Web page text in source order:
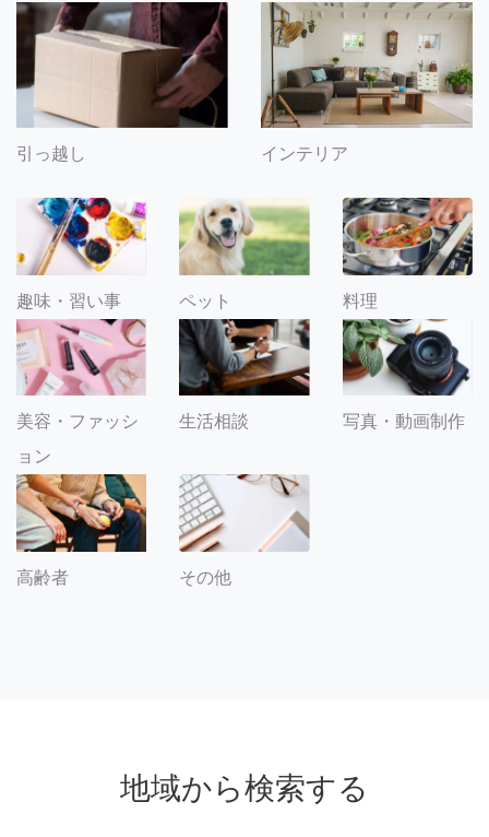
引っ越し インテリア
趣味・習い事 ペット 料理
美容・ファッシ
ョン
生活相談 写真・動画制作
高齢者 その他
地域から検索する